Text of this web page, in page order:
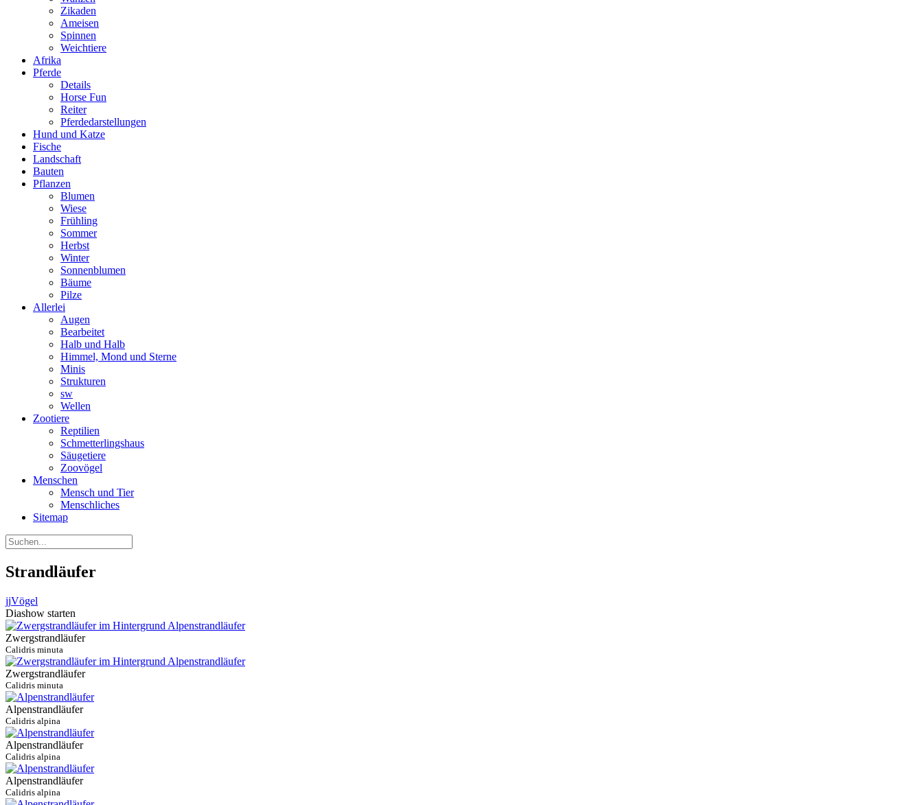
Zikaden
Ameisen
Spinnen
Weichtiere
Afrika
Pferde
Details
Horse Fun
Reiter
Pferdedarstellungen
Hund und Katze
Fische
Landschaft
Bauten
Pflanzen
Blumen
Wiese
Frühling
Sommer
Herbst
Winter
Sonnenblumen
Bäume
Pilze
Allerlei
Augen
Bearbeitet
Halb und Halb
Himmel, Mond und Sterne
Minis
Strukturen
sw
Wellen
Zootiere
Reptilien
Schmetterlingshaus
Säugetiere
Zoovögel
Menschen
Mensch und Tier
Menschliches
Sitemap
Strandläufer
jjVögel
Diashow starten
Zwergstrandläufer
Calidris minuta
Zwergstrandläufer
Calidris minuta
Alpenstrandläufer
Calidris alpina
Alpenstrandläufer
Calidris alpina
Alpenstrandläufer
Calidris alpina